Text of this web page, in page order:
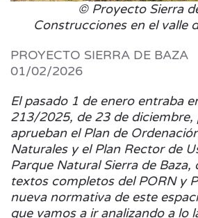
© Proyecto Sierra
Construcciones en el valle
PROYECTO SIERRA DE BAZA
01/02/2026
El pasado 1 de enero entraba
213/2025, de 23 de diciembre,
aprueban el Plan de
Naturales y el Plan Rector de
Parque Natural Sierra de Baza,
textos completos del PORN y
nueva normativa de este
que vamos a ir analizando a lo